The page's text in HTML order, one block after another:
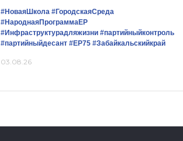
#НоваяШкола #ГородскаяСреда
#НароднаяПрограммаЕР
#Инфраструктурадляжизни #партийныйконтроль
#партийныйдесант #ЕР75 #Забайкальскийкрай
03.08.26